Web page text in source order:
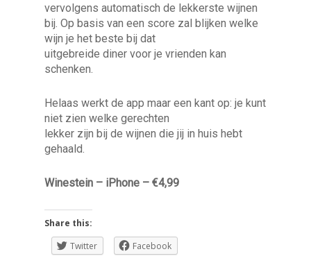
vervolgens automatisch de lekkerste wijnen
bij. Op basis van een score zal blijken welke
wijn je het beste bij dat
uitgebreide diner voor je vrienden kan
schenken.
Helaas werkt de app maar een kant op: je kunt
niet zien welke gerechten
lekker zijn bij de wijnen die jij in huis hebt
gehaald.
Winestein – iPhone – €4,99
Share this:
Twitter
Facebook